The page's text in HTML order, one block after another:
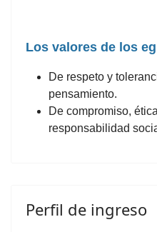
Los valores de los
De respeto y
pensamiento.
De compromiso,
responsabilidad
Perfil de ingreso